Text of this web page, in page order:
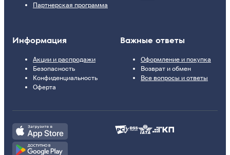
Партнерская программа
Информация
Акции и распродажи
Безопасность
Конфиденциальность
Оферта
Важные ответы
Оформление и покупка
Возврат и обмен
Все вопросы и ответы